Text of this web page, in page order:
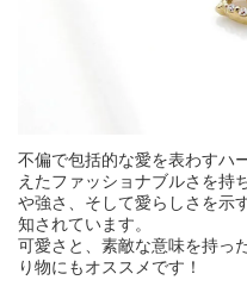
不偏で包括的な愛を表わすハ
えたファッショナブルさを持
や強さ、そして愛らしさを示
知されています。
可愛さと、素敵な意味を持っ
り物にもオススメです！